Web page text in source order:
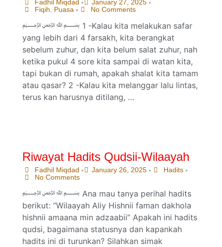
Fadhil Miqdad • January 27, 2025 •
Fiqih Puasa • No Comments
﷽ 1 -Kalau kita melakukan safar
yang lebih dari 4 farsakh, kita berangkat
sebelum zuhur, dan kita belum salat zuhur, nah
ketika pukul 4 sore kita sampai di watan kita,
tapi bukan di rumah, apakah shalat kita tamam
atau qasar? 2 -Kalau kita melanggar lalu lintas,
terus kan harusnya ditilang, …
Riwayat Hadits Qudsii-Wilaayah
Fadhil Miqdad • January 26, 2025 • Hadits •
No Comments
﷽ Ana mau tanya perihal hadits
berikut: “Wilaayah Aliy Hishnii faman dakhola
hishnii amaana min adzaabii” Apakah ini hadits
qudsi, bagaimana statusnya dan kapankah
hadits ini di turunkan? Silahkan simak